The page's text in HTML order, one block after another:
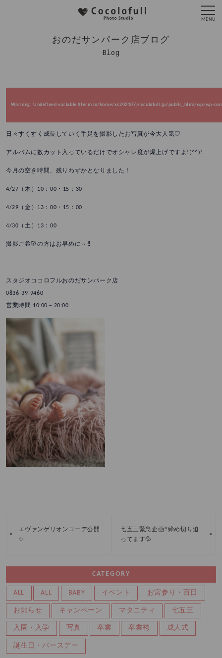
おのだサンパーク店ブログ
Blog
Warning : Undefined variable $term in/home/xs202107/cocolofull.jp/public_html/wp/wp-
日々すくすく成長していく手足を撮影したお写真が今大人気♡
アルバムに数カット入っているだけでオシャレ度が爆上げですよ!(^^)!
今月の空き時間、残りわずかとなりました！
4/27（木）10：00・15：30
4/29（金）13：00・15：00
4/30（土）13：00
撮影ご希望の方はお早めに～‼
スタジオココロフルおのだサンパーク店
0836-39-9460
営業時間 10:00～20:00
«
エヴァンゲリオンコーデ公開
✨
七五三緊急企画‼締め切り迫
ってます💦
»
CATEGORY
ALL ALL BABY イベント お宮参り・百日
お知らせ キャンペーン マタニティ 七五三
入園・入学 写真 卒業 卒業袴 成人式
誕生日・バースデー